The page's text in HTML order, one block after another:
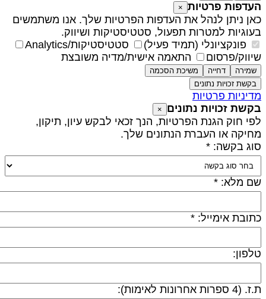
פרטיות ×
ניתן לנהל את העדפות הפרטיות שלך. אנו משתמשים
למטרות תפעול, סטטיסטיקות ושיווק.
פונקציונלי (תמיד פעיל)
סטטיסטיקות/Analytics
פרסום
התאמה אישית/מדיה משובצת
שמירה דחייה
משיכת הסכמה
בקשת זכויות נתונים
פרטיות
זכויות נתונים
חוק הגנת הפרטיות, הנך זכאי לבקש עיון, תיקון,
או העברת הנתונים שלך.
בקשה: *
מלא: *
אימייל: *
ספרות אחרונות לאימות):